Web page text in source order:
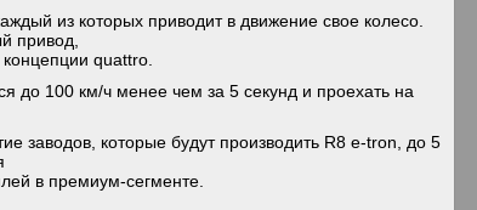
из которых приводит в движение свое колесо.
привод,
quattro.
до 100 км/ч менее чем за 5 секунд и проехать на
заводов, которые будут производить R8 e-tron, до 5
в премиум-сегменте.